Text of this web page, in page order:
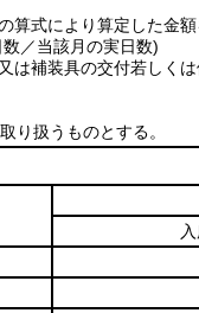
式により算定した金額
／当該月の実日数)
補装具の交付若しく
扱うものとする。